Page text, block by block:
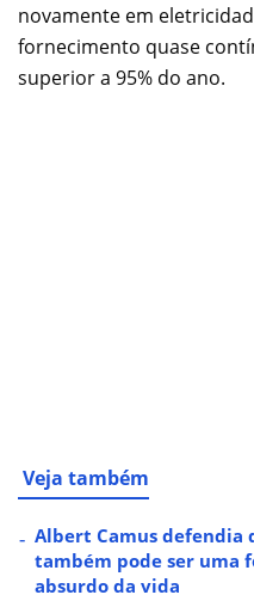
novamente em
fornecimento quase
superior a 95% do ano.
Veja também
Albert Camus defendia
também pode ser uma
absurdo da vida